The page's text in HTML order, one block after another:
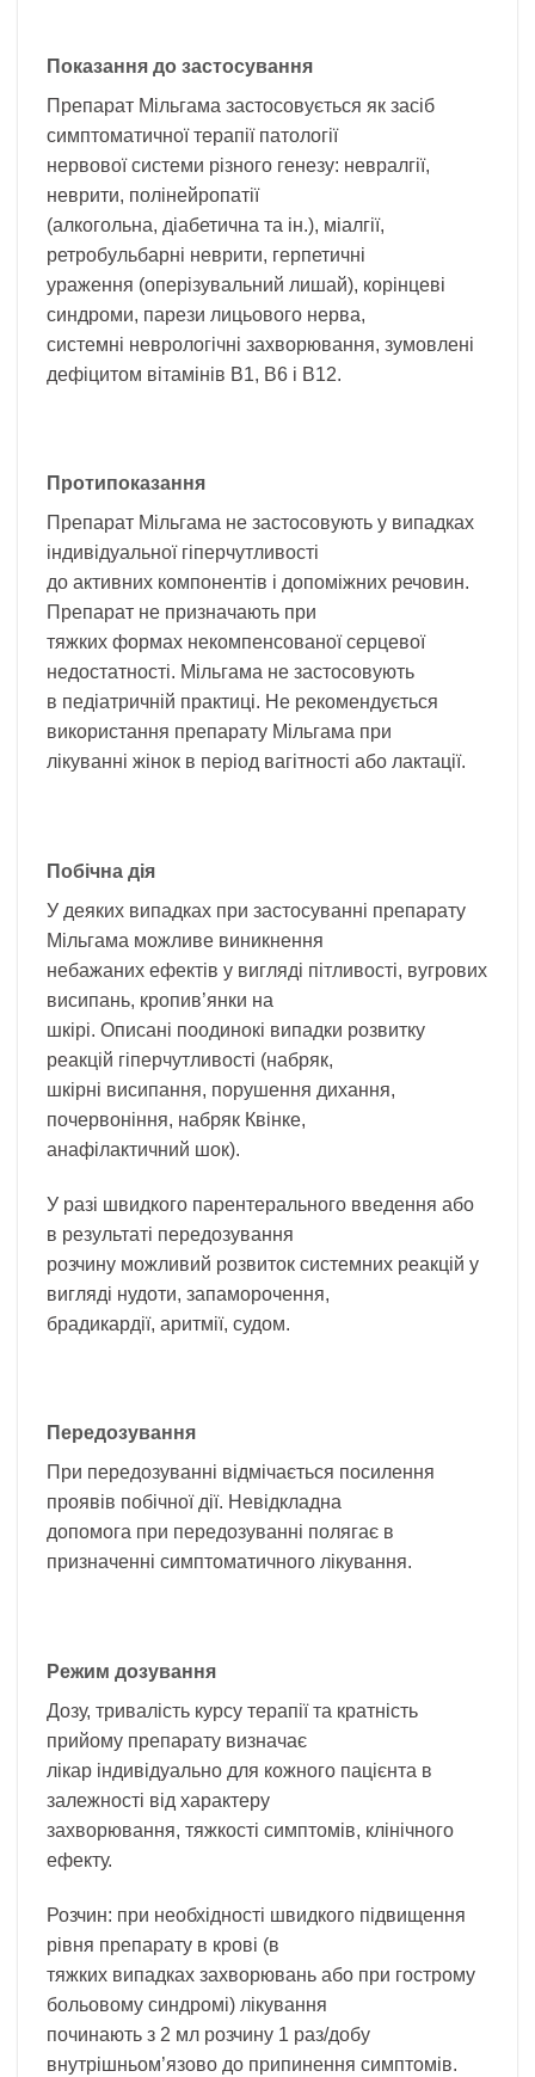
Показання до застосування
Препарат Мільгама застосовується як засіб
симптоматичної терапії патології
нервової системи різного генезу: невралгії,
неврити, полінейропатії
(алкогольна, діабетична та ін.), міалгії,
ретробульбарні неврити, герпетичні
ураження (оперізувальний лишай), корінцеві
синдроми, парези лицьового нерва,
системні неврологічні захворювання, зумовлені
дефіцитом вітамінів В1, В6 і В12.
Протипоказання
Препарат Мільгама не застосовують у випадках
індивідуальної гіперчутливості
до активних компонентів і допоміжних речовин.
Препарат не призначають при
тяжких формах некомпенсованої серцевої
недостатності. Мільгама не застосовують
в педіатричній практиці. Не рекомендується
використання препарату Мільгама при
лікуванні жінок в період вагітності або лактації.
Побічна дія
У деяких випадках при застосуванні препарату
Мільгама можливе виникнення
небажаних ефектів у вигляді пітливості, вугрових
висипань, кропив’янки на
шкірі. Описані поодинокі випадки розвитку
реакцій гіперчутливості (набряк,
шкірні висипання, порушення дихання,
почервоніння, набряк Квінке,
анафілактичний шок).
У разі швидкого парентерального введення або
в результаті передозування
розчину можливий розвиток системних реакцій у
вигляді нудоти, запаморочення,
брадикардії, аритмії, судом.
Передозування
При передозуванні відмічається посилення
проявів побічної дії. Невідкладна
допомога при передозуванні полягає в
призначенні симптоматичного лікування.
Режим дозування
Дозу, тривалість курсу терапії та кратність
прийому препарату визначає
лікар індивідуально для кожного пацієнта в
залежності від характеру
захворювання, тяжкості симптомів, клінічного
ефекту.
Розчин: при необхідності швидкого підвищення
рівня препарату в крові (в
тяжких випадках захворювань або при гострому
больовому синдромі) лікування
починають з 2 мл розчину 1 раз/добу
внутрішньом’язово до припинення симптомів.